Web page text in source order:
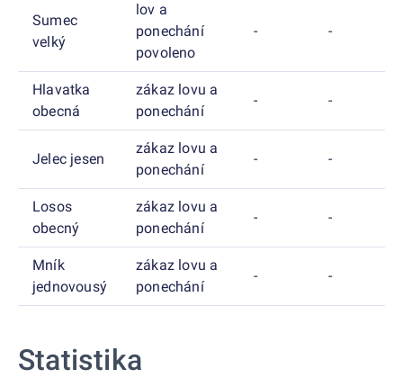
Sumec
velký
lov a
ponechání
povoleno
- -
Hlavatka
obecná
zákaz lovu a
ponechání
- -
Jelec jesen
zákaz lovu a
ponechání
- -
Losos
obecný
zákaz lovu a
ponechání
- -
Mník
jednovousý
zákaz lovu a
ponechání
- -
Statistika